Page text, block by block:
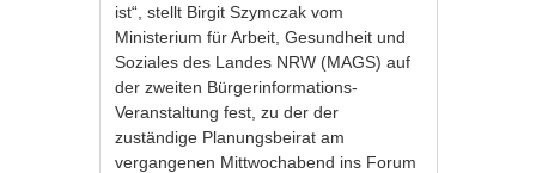
ist“, stellt Birgit Szymczak vom
Ministerium für Arbeit, Gesundheit und
Soziales des Landes NRW (MAGS) auf
der zweiten Bürgerinformations-
Veranstaltung fest, zu der der
zuständige Planungsbeirat am
vergangenen Mittwochabend ins Forum